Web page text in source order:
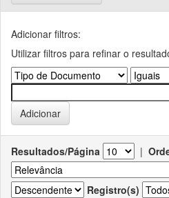
Adicionar filtros:
Utilizar filtros para refinar o
Resultados/Página |
Registro(s)